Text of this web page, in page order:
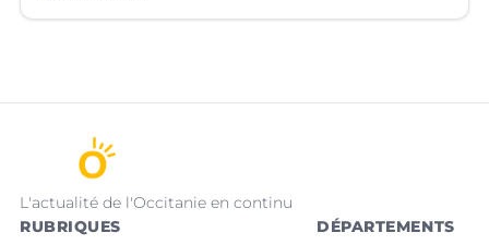
L'actualité de l'Occitanie en continu
RUBRIQUES
DÉPARTEMENTS